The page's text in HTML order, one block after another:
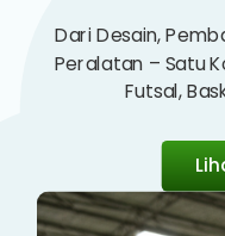
Dari Desain,
Peralatan – Satu
Futsal,